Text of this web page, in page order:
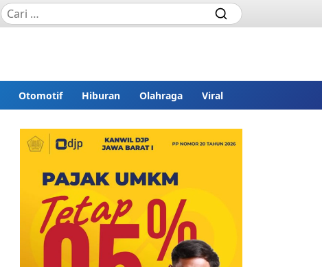
Otomotif Hiburan Olahraga Viral